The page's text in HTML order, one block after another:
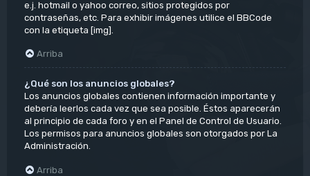
e.j. hotmail o yahoo correo, sitios protegidos por
contraseñas, etc. Para exhibir imágenes utilice el BBCode
con la etiqueta [img].
Arriba
¿Qué son los anuncios globales?
Los anuncios globales contienen información importante y
debería leerlos cada vez que sea posible. Éstos aparecerán
al principio de cada foro y en el Panel de Control de Usuario.
Los permisos para anuncios globales son otorgados por La
Administración.
Arriba